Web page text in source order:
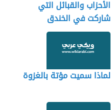
الأحزاب والقبائل التي
شاركت في الخندق
لماذا سميت مؤتة بالغزوة